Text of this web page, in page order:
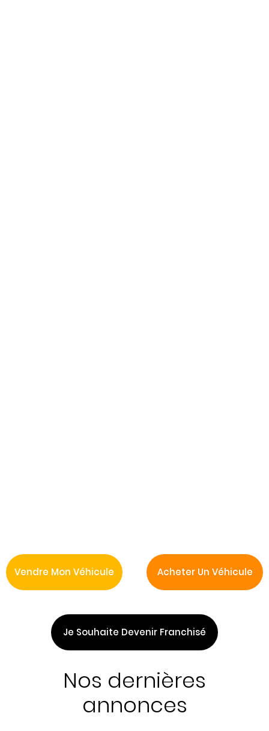
Vendre Mon Véhicule Acheter Un Véhicule
Je Souhaite Devenir Franchisé
Nos dernières
annonces